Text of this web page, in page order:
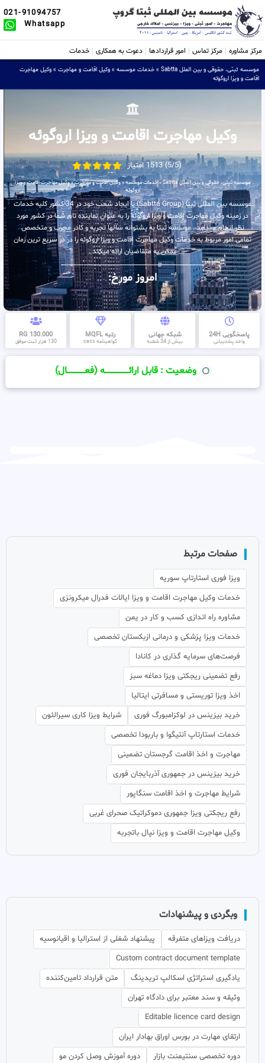
021-91094757
Whatsapp
مرکز مشاوره مرکز تماس امور قراردادها دعوت به همکاری خدمات
موسسه ثبتی، حقوقی و بین الملل Sabtta » خدمات موسسه » وکیل اقامت و مهاجرت » وکیل مهاجرت
اقامت و ویزا اروگوئه
وکیل مهاجرت اقامت و ویزا اروگوئه
(5/5) 1513 امتیاز
موسسه ثبتی، حقوقی و بین الملل Sabtta »خدمات موسسه»وکیل اقامت و مهاجرت»وکیل مهاجرت اقامت و ویزا
اروگوئه
موسسه بین المللی ثبتا (Sabtta Group) با ایجاد شعب خود در 34 کشور کلیه خدمات
در زمینه وکیل مهاجرت اقامت و ویزا اروگوئه را به عنوان نماینده تام شما در کشور مورد
نظر انجام میدهد . موسسه ثبتا به پشتوانه سالها تجربه و کادر مجرب و متخصص
تمامی امور مربوط به خدمات وکیل مهاجرت اقامت و ویزا اروگوئه را در در سریع ترین زمان
ممکن به متقاضیان ارائه میکند .
امروز مورخ:
پاسخگویی 24H
واحد پشتیبانی
شبکه جهانی
بیش از 34 شعبه
رتبه MQFL
گواهینامه cess
130.000 RG
130 هزار ثبت موفق
وضعیت : قابل ارائــــــــــــــــــــه (فعـــــــــــــــال)
صفحات مرتبط
ویزا فوری استارتاپ سوریه
خدمات وکیل مهاجرت اقامت و ویزا ایالات فدرال میکرونزی
مشاوره راه اندازی کسب و کار در یمن
خدمات ویزا پزشکی و درمانی ازبکستان تخصصی
فرصت‌های سرمایه گذاری در کانادا
رفع تضمینی ریجکتی ویزا دماغه سبز
اخذ ویزا توریستی و مسافرتی ایتالیا
خرید بیزینس در لوکزامبورگ فوری
شرایط ویزا کاری سیرالئون
خدمات استارتاپ آنتیگوا و باربودا تخصصی
مهاجرت و اخذ اقامت گرجستان تضمینی
خرید بیزینس در جمهوری آذربایجان فوری
شرایط مهاجرت و اخذ اقامت سنگاپور
رفع ریجکتی ویزا جمهوری دموکراتیک صحرای غربی
وکیل مهاجرت اقامت و ویزا نپال باتجربه
وبگردی و پیشنهادات
دریافت ویزاهای متفرقه
پیشنهاد شغلی از استرالیا و اقیانوسیه
Custom contract document template
یادگیری استراتژی اسکالپ تریدینگ
متن قرارداد تامین‌کننده
وثیقه و سند معتبر برای دادگاه تهران
Editable licence card design
ارتقای مهارت در بورس اوراق بهادار ایران
دوره تخصصی سنتیمنت بازار
دوره آموزش وصل کردن مو